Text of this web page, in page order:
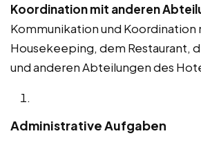
Koordination mit anderen
Kommunikation und Koordination
Housekeeping, dem Restaurant,
und anderen Abteilungen des
Administrative Aufgaben